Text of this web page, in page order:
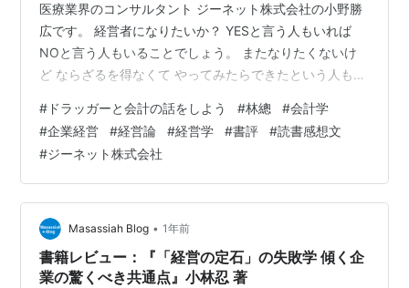
医療業界のコンサルタント ジーネット株式会社の小野勝
広です。 経営者になりたいか？ YESと言う人もいれば
NOと言う人もいることでしょう。 またなりたくないけ
ど ならざるを得なくて やってみたらできたという人もい
能力がなかったという人もいますね。 経営とは何か？ そ
こから突き詰めないと 本物の経営者になんかなれませ
ん。 ただ金儲けが上手い人は 経営者とは言い難く、 単
なる集金マシンになってしまっている場合も 少なくない
かもしれません。 とか何とか思ったりしますが 別に経営
者の定義なんて…
# ドラッガーと会計の話をしよう #林總 #会計学
#企業経営 #経営論 #経営学 #書評 #読書感想文
#ジーネット株式会社
Masassiah Blog • 1年前
書籍レビュー：『「経営の定石」の失敗学 傾く企
業の驚くべき共通点』小林忍 著